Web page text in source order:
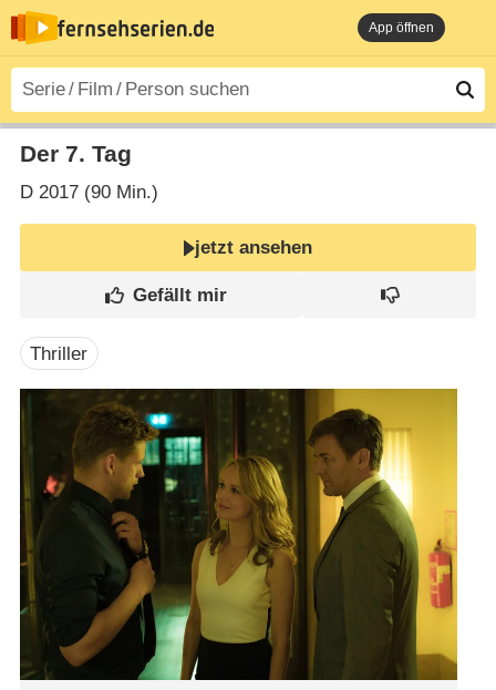
App öffnen
Der 7. Tag
D2017 (90 Min.)
jetzt ansehen
Thriller